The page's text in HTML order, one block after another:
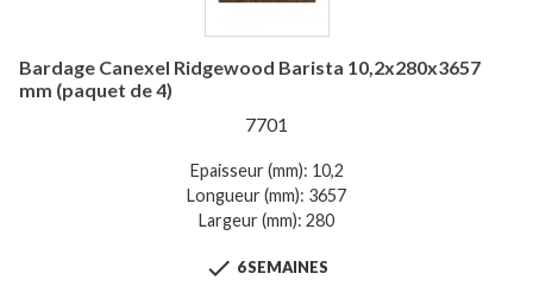
Bardage Canexel Ridgewood Barista 10,2x280x3657
mm (paquet de 4)
7701
Epaisseur (mm): 10,2
Longueur (mm): 3657
Largeur (mm): 280
 6 SEMAINES